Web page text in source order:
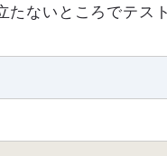
たないところでテス